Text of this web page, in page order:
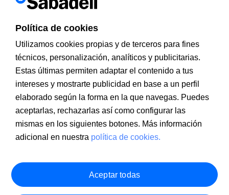
Información a clientesPSD2
MIFIDDocumentación PRIIPS
Aviso legalPolítica de cookies
Seguridad Atención al cliente
Política de cookies
Utilizamos cookies propias y de terceros para fines
técnicos, personalización, analíticos y publicitarias.
Estas últimas permiten adaptar el contenido a tus
intereses y mostrarte publicidad en base a un perfil
elaborado según la forma en la que navegas. Puedes
aceptarlas, rechazarlas así como configurar las
mismas en los siguientes botones. Más información
adicional en nuestra política de cookies.
Aceptar todas